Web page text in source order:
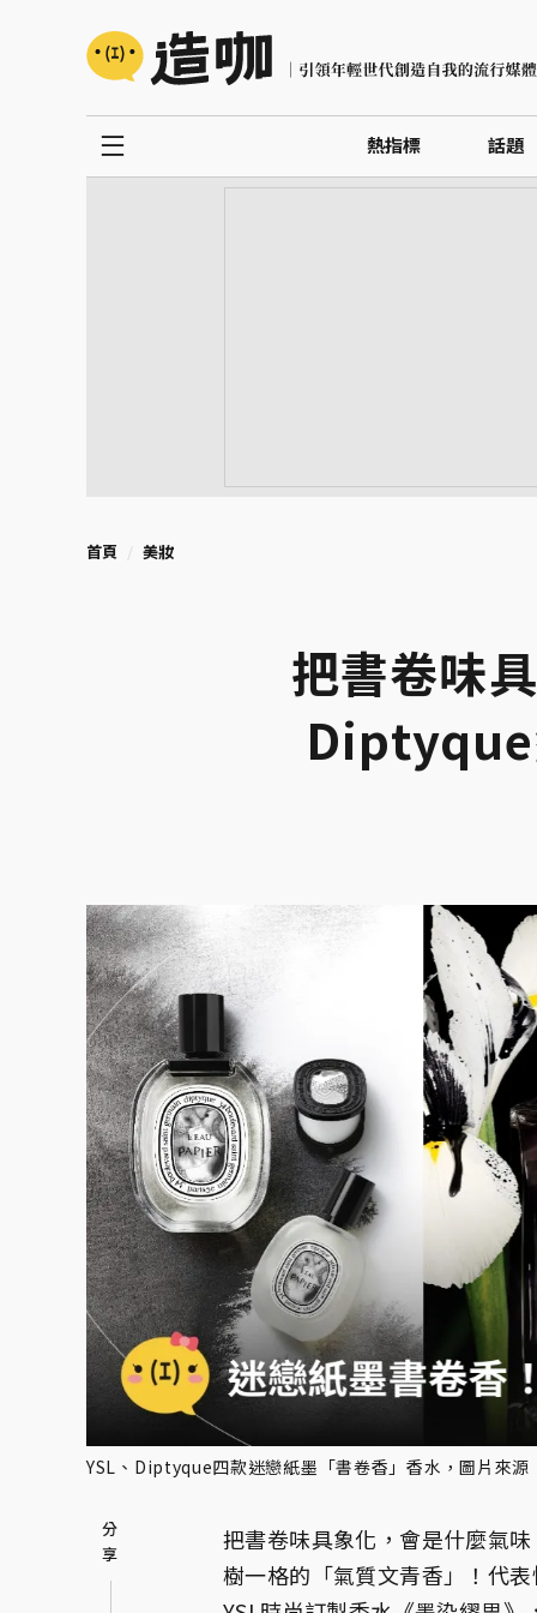
熱指標 話題
首頁 美妝
把書卷味
Diptyque
YSL、Diptyque四款迷戀紙墨「書卷香」香水，圖片來
把書卷味具象化，會是什麼氣
樹一格的「氣質文青香」！代